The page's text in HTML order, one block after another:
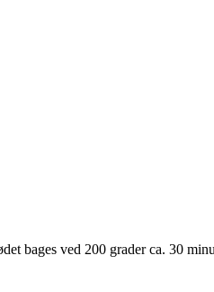
bages ved 200 grader ca. 30